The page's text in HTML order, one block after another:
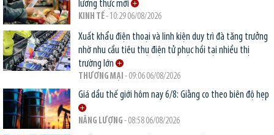
lương thực mới
KINH TẾ- 10:29 06/08/2026
Xuất khẩu điện thoại và linh kiện duy trì đà tăng trưởng
nhờ nhu cầu tiêu thụ điện tử phục hồi tại nhiều thị
trường lớn
THƯƠNG MẠI - 09:06 06/08/2026
Giá dầu thế giới hôm nay 6/8: Giằng co theo biên độ hẹp
NĂNG LƯỢNG - 08:58 06/08/2026